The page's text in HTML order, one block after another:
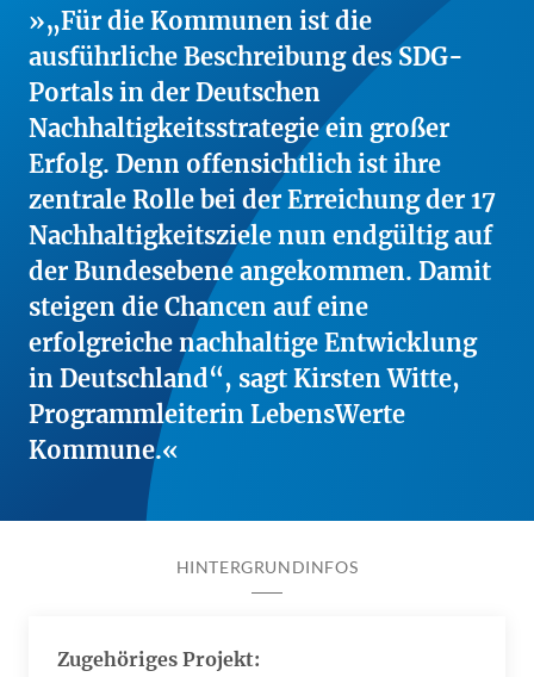
„Für die Kommunen ist die
ausführliche Beschreibung des SDG-
Portals in der Deutschen
Nachhaltigkeitsstrategie ein großer
Erfolg. Denn offensichtlich ist ihre
zentrale Rolle bei der Erreichung der 17
Nachhaltigkeitsziele nun endgültig auf
der Bundesebene angekommen. Damit
steigen die Chancen auf eine
erfolgreiche nachhaltige Entwicklung
in Deutschland“, sagt Kirsten Witte,
Programmleiterin LebensWerte
Kommune.
HINTERGRUNDINFOS
Zugehöriges Projekt: